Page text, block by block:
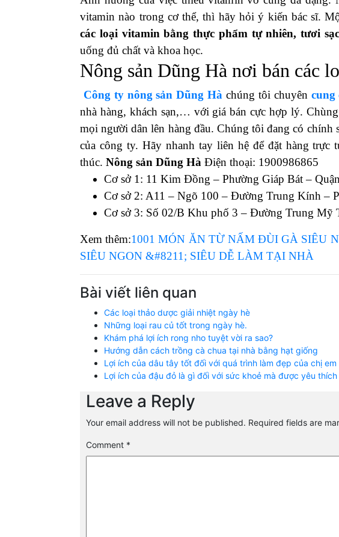
vitamin nào trong cơ thể, thì hãy hỏi ý kiến bác sĩ.
các loại vitamin bằng thực phẩm tự nhiên, tươi
uống đủ chất và khoa học.
Nông sản Dũng Hà nơi bán các
Công ty nông sản Dũng Hà chúng tôi chuyên cung
nhà hàng, khách sạn,… với giá bán cực hợp lý.
mọi người dân lên hàng đầu. Chúng tôi đang có chính
của công ty. Hãy nhanh tay liên hệ để đặt hàng
thúc. Nông sản Dũng Hà Điện thoại: 1900986865
Cơ sở 1: 11 Kim Đồng – Phường Giáp Bát –
Cơ sở 2: A11 – Ngõ 100 – Đường Trung Kính –
Cơ sở 3: Số 02/B Khu phố 3 – Đường Trung Mỹ
Xem thêm:1001 MÓN ĂN TỪ NẤM ĐÙI GÀ SIÊU
SIÊU NGON &#8211; SIÊU DỄ LÀM TẠI NHÀ
Bài viết liên quan
Các loại thảo dược giải nhiệt ngày hè
Những loại rau củ tốt trong ngày hè.
Khám phá lợi ích rong nho tuyệt vời ra sao?
Hướng dẫn cách trồng cà chua tại nhà bằng hạt giống
Lợi ích của dâu tây tốt đối với quá trình làm đẹp của chị em
Lợi ích của đậu đỏ là gì đối với sức khoẻ mà được yêu thích
Leave a Reply
Your email address will not be published. Required fields are
Comment *